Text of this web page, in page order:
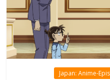
Japan: Anime-